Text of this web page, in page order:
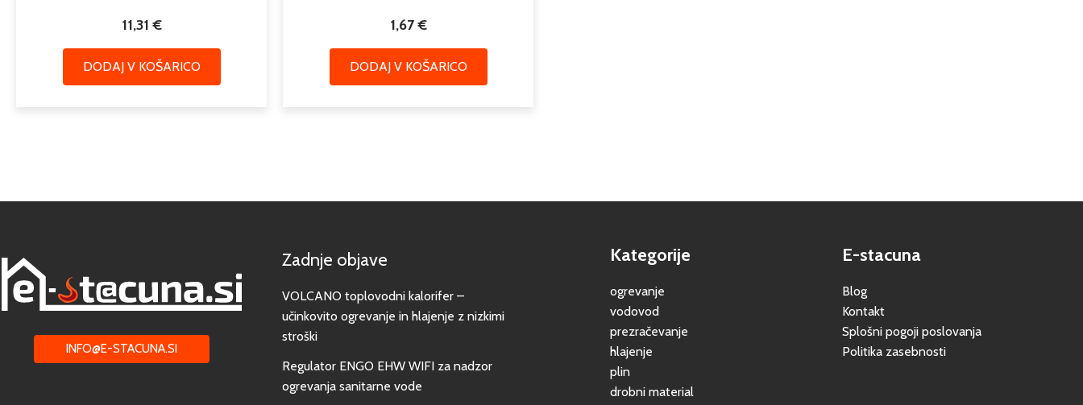
11,31 €
DODAJ V KOŠARICO
1,67€
DODAJ V KOŠARICO
INFO@E-STACUNA.SI
Zadnje objave
VOLCANO toplovodni kalorifer –
učinkovito ogrevanje in hlajenje z nizkimi
stroški
Regulator ENGO EHW WIFI za nadzor
ogrevanja sanitarne vode
Kategorije
ogrevanje
vodovod
prezračevanje
hlajenje
plin
drobni material
E-stacuna
Blog
Kontakt
Splošni pogoji poslovanja
Politika zasebnosti